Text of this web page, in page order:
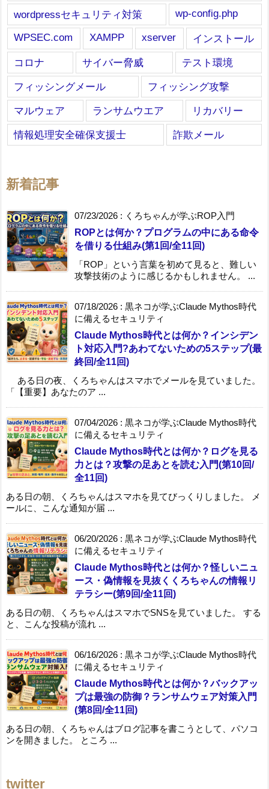
wordpressセキュリティ対策
wp-config.php
WPSEC.com
XAMPP xserver
インストール
コロナ
サイバー脅威
テスト環境
フィッシングメール
フィッシング攻撃
マルウェア
ランサムウエア
リカバリー
情報処理安全確保支援士
詐欺メール
新着記事
07/23/2026 : くろちゃんが学ぶROP入門
ROPとは何か？プログラムの中にある命令
を借りる仕組み(第1回/全11回)
「ROP」という言葉を初めて見ると、難しい
攻撃技術のように感じるかもしれません。 ...
07/18/2026 : 黒ネコが学ぶClaude Mythos時代
に備えるセキュリティ
Claude Mythos時代とは何か？インシデン
ト対応入門?あわてないための5ステップ(最
終回/全11回)
ある日の夜、くろちゃんはスマホでメールを見ていました。
「【重要】あなたのア ...
07/04/2026 : 黒ネコが学ぶClaude Mythos時代
に備えるセキュリティ
Claude Mythos時代とは何か？ログを見る
力とは？攻撃の足あとを読む入門(第10回/
全11回)
ある日の朝、くろちゃんはスマホを見てびっくりしました。 メ
ールに、こんな通知が届 ...
06/20/2026 : 黒ネコが学ぶClaude Mythos時代
に備えるセキュリティ
Claude Mythos時代とは何か？怪しいニュ
ース・偽情報を見抜くくろちゃんの情報リ
テラシー(第9回/全11回)
ある日の朝、くろちゃんはスマホでSNSを見ていました。 する
と、こんな投稿が流れ ...
06/16/2026 : 黒ネコが学ぶClaude Mythos時代
に備えるセキュリティ
Claude Mythos時代とは何か？バックアッ
プは最強の防御？ランサムウェア対策入門
(第8回/全11回)
ある日の朝、くろちゃんはブログ記事を書こうとして、パソコ
ンを開きました。 ところ ...
twitter